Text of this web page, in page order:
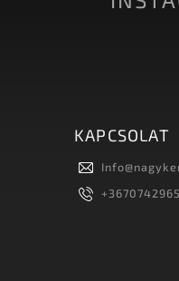
KAPCSOLAT
Info@